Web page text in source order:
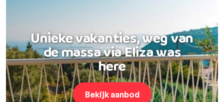
Unieke vakanties, weg van
de massa via Eliza was
here
Bekijk aanbod